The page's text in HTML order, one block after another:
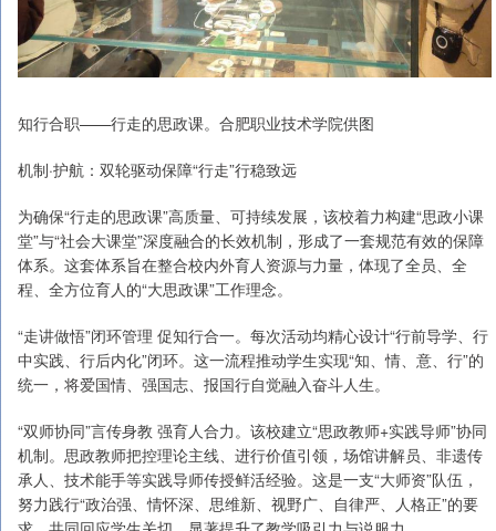
知行合职——行走的思政课。合肥职业技术学院供图
机制·护航：双轮驱动保障“行走”行稳致远
为确保“行走的思政课”高质量、可持续发展，该校着力构建“思政小课
堂”与“社会大课堂”深度融合的长效机制，形成了一套规范有效的保障
体系。这套体系旨在整合校内外育人资源与力量，体现了全员、全
程、全方位育人的“大思政课”工作理念。
“走讲做悟”闭环管理 促知行合一。每次活动均精心设计“行前导学、行
中实践、行后内化”闭环。这一流程推动学生实现“知、情、意、行”的
统一，将爱国情、强国志、报国行自觉融入奋斗人生。
“双师协同”言传身教 强育人合力。该校建立“思政教师+实践导师”协同
机制。思政教师把控理论主线、进行价值引领，场馆讲解员、非遗传
承人、技术能手等实践导师传授鲜活经验。这是一支“大师资”队伍，
努力践行“政治强、情怀深、思维新、视野广、自律严、人格正”的要